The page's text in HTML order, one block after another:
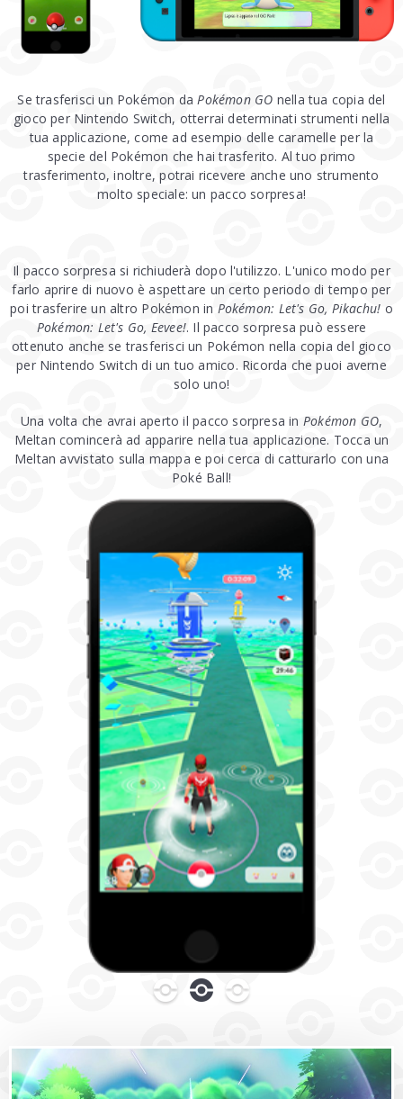
Se trasferisci un Pokémon da Pokémon GO nella tua copia del
gioco per Nintendo Switch, otterrai determinati strumenti nella
tua applicazione, come ad esempio delle caramelle per la
specie del Pokémon che hai trasferito. Al tuo primo
trasferimento, inoltre, potrai ricevere anche uno strumento
molto speciale: un pacco sorpresa!
Il pacco sorpresa si richiuderà dopo l'utilizzo. L'unico modo per
farlo aprire di nuovo è aspettare un certo periodo di tempo per
poi trasferire un altro Pokémon in Pokémon: Let's Go, Pikachu! o
Pokémon: Let's Go, Eevee!. Il pacco sorpresa può essere
ottenuto anche se trasferisci un Pokémon nella copia del gioco
per Nintendo Switch di un tuo amico. Ricorda che puoi averne
solo uno!
Una volta che avrai aperto il pacco sorpresa in Pokémon GO,
Meltan comincerà ad apparire nella tua applicazione. Tocca un
Meltan avvistato sulla mappa e poi cerca di catturarlo con una
Poké Ball!
0 1 2